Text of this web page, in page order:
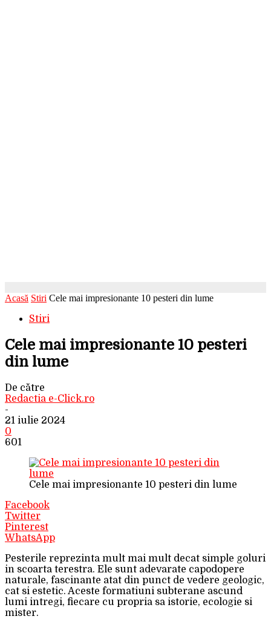
Acasă Stiri Cele mai impresionante 10 pesteri din lume
Stiri
Cele mai impresionante 10 pesteri
din lume
De către
Redactia e-Click.ro
-
21 iulie 2024
0
601
Cele mai impresionante 10 pesteri din lume
Facebook
Twitter
Pinterest
WhatsApp
Pesterile reprezinta mult mai mult decat simple goluri
in scoarta terestra. Ele sunt adevarate capodopere
naturale, fascinante atat din punct de vedere geologic,
cat si estetic. Aceste formatiuni subterane ascund
lumi intregi, fiecare cu propria sa istorie, ecologie si
mister.